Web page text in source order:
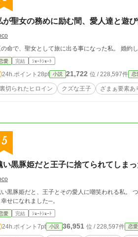
が聖女の務めに励む間、愛人達と遊
命で、聖女として旅に出る事になった私。 婚約
愛 完結 ｼｮｰﾄｼｮｰﾄ
24h.ポイント 28pt 小説 21,722 位 / 228,597件 恋
裏切られたヒロイン クズな王子 ざまぁ要素あ
5
い黒豚姫だと王子に捨てられてしま
黒豚姫だと、王子とその愛人に嘲笑われる私。
せになれました─。
愛 完結 ｼｮｰﾄｼｮｰﾄ
24h.ポイント 7pt 小説 36,951 位 / 228,597件 恋愛